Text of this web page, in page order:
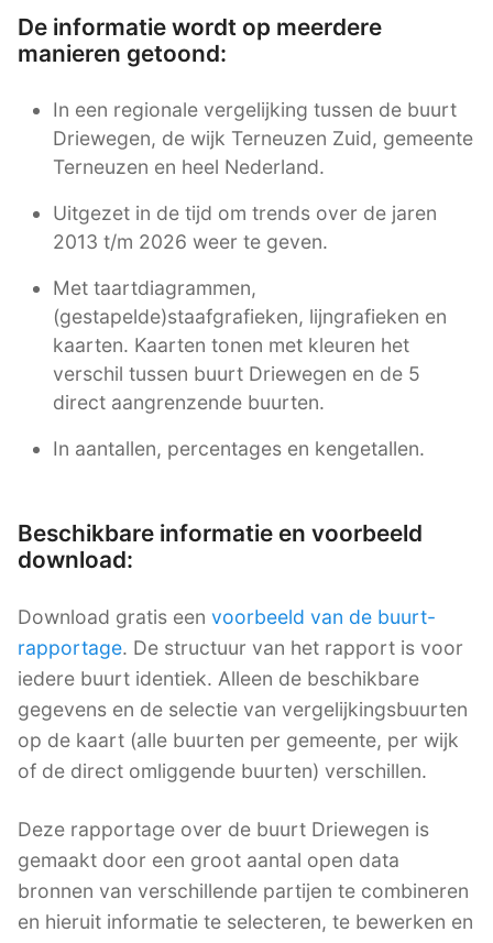
De informatie wordt op meerdere
manieren getoond:
In een regionale vergelijking tussen de buurt
Driewegen, de wijk Terneuzen Zuid, gemeente
Terneuzen en heel Nederland.
Uitgezet in de tijd om trends over de jaren
2013 t/m 2026 weer te geven.
Met taartdiagrammen,
(gestapelde)staafgrafieken, lijngrafieken en
kaarten. Kaarten tonen met kleuren het
verschil tussen buurt Driewegen en de 5
direct aangrenzende buurten.
In aantallen, percentages en kengetallen.
Beschikbare informatie en voorbeeld
download:
Download gratis een voorbeeld van de buurt-
rapportage. De structuur van het rapport is voor
iedere buurt identiek. Alleen de beschikbare
gegevens en de selectie van vergelijkingsbuurten
op de kaart (alle buurten per gemeente, per wijk
of de direct omliggende buurten) verschillen.
Deze rapportage over de buurt Driewegen is
gemaakt door een groot aantal open data
bronnen van verschillende partijen te combineren
en hieruit informatie te selecteren, te bewerken en